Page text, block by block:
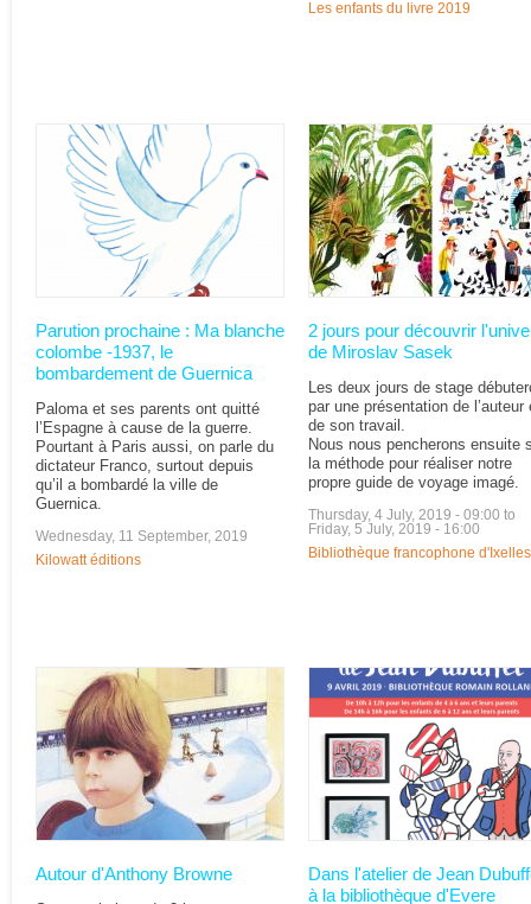
Les enfants du livre 2019
Parution prochaine : Ma blanche
colombe -1937, le
bombardement de Guernica
Paloma et ses parents ont quitté
l’Espagne à cause de la guerre.
Pourtant à Paris aussi, on parle du
dictateur Franco, surtout depuis
qu’il a bombardé la ville de
Guernica.
Wednesday, 11 September, 2019
Kilowatt éditions
2 jours pour découvrir
de Miroslav Sasek
Les deux jours de stage
par une présentation de l’auteur
de son travail.
Nous nous pencherons ensuite
la méthode pour réaliser notre
propre guide de voyage imagé.
Thursday, 4 July, 2019 - 09:00 to
Friday, 5 July, 2019 - 16:00
Bibliothèque francophone d'Ixelles
Autour d'Anthony Browne
Dans l'atelier de Jean
à la bibliothèque d'Evere